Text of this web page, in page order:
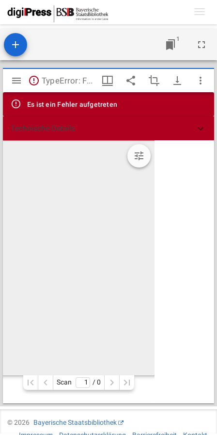
1
Mirador
Viewer
TypeError: Failed to fetch
Es ist ein Fehler aufgetreten
Technische Details
Scan / 0
©2026
Bayerische Staatsbibliothek